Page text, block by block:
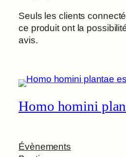
Seuls les clients
ce produit ont la
avis.
Homo homini
Évènements